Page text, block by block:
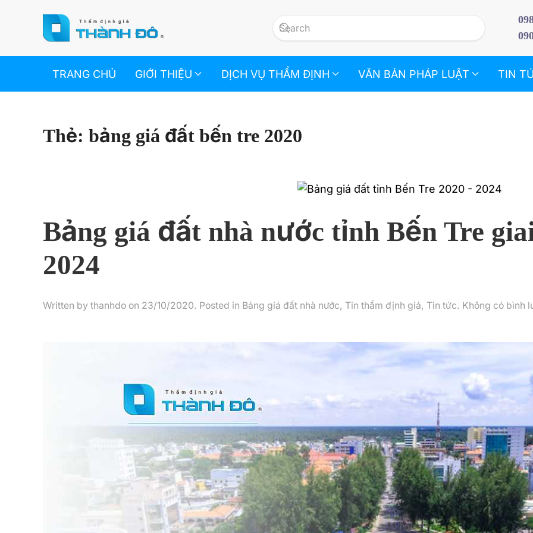
Skip to main content
TRANG CHỦ GIỚI THIỆU DỊCH VỤ THẨM ĐỊNH VĂN BẢN PHÁP LUẬT TIN
Thẻ: bảng giá đất bến tre 2020
Bảng giá đất nhà nước tỉnh Bến Tre
2024
Written by thanhdo on 23/10/2020. Posted in Bảng giá đất nhà nước, Tin thẩm định giá, Tin tức. Không có bình